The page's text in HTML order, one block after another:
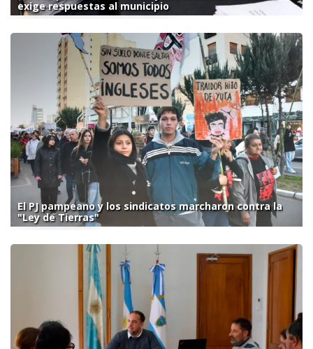
exige respuestas al municipio
El PJ pampeano y los sindicatos marcharon contra la
"Ley de Tierras"